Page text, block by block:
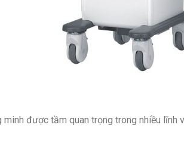
được tầm quan trọng trong nhiều lĩnh